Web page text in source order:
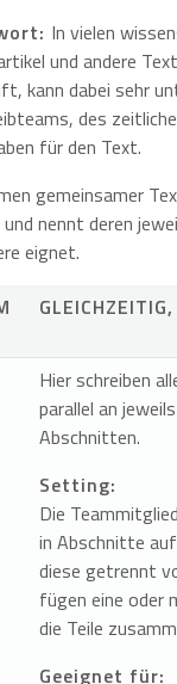
In vielen
und andere
kann dabei sehr
des
für den Text.
gemeinsamer
nennt deren
eignet.
Hier schreiben
parallel an
Abschnitten.
Setting:
Die
in Abschnitte
diese getrennt
fügen eine oder
die Teile
Geeignet für: